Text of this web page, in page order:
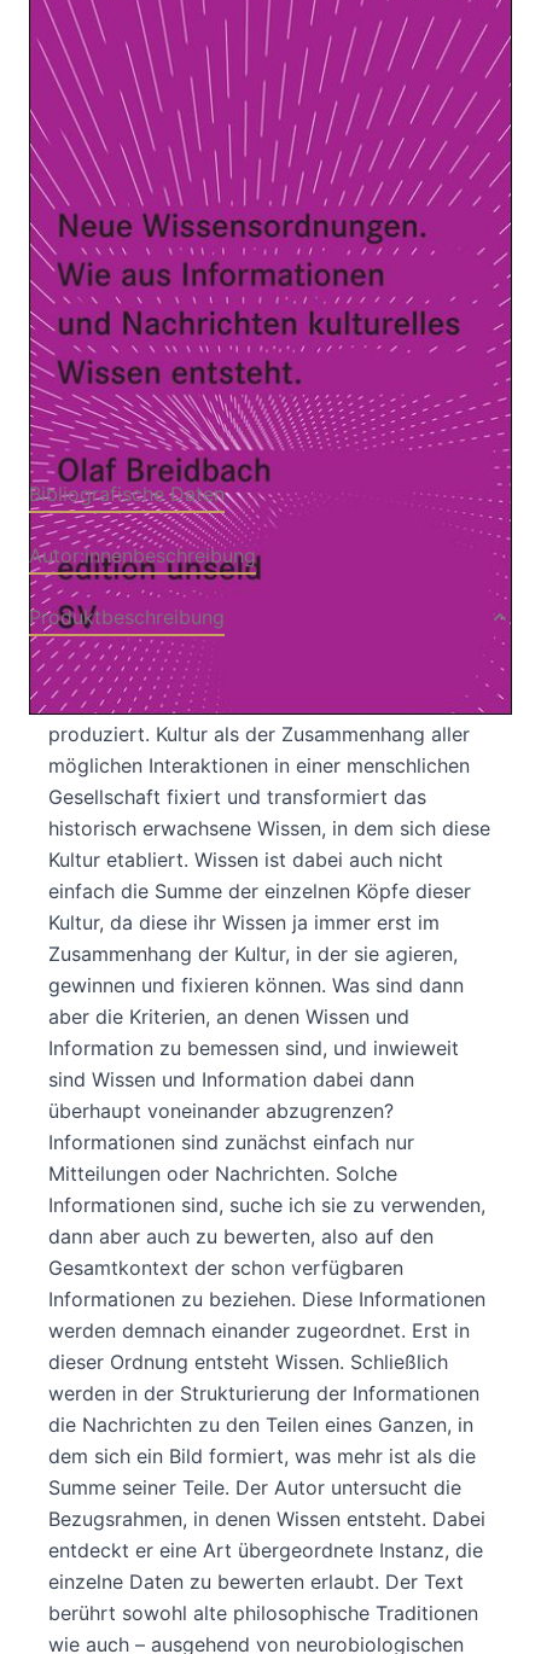
Zur Wunschliste hinzufügen
Wie aus Informationen und Nachrichten kulturelles
Wissen entsteht
VonBreidbach Olaf
Verlag: Suhrkamp 22.09.2008
Buch 182 Seiten
kartoniert
26010-4
Bibliografische Daten
Autor:innenbeschreibung
Produktbeschreibung
Anstelle von materiellen Dingen wird heute in
unserer Gesellschaft vorwiegend Wissen
produziert. Kultur als der Zusammenhang aller
möglichen Interaktionen in einer menschlichen
Gesellschaft fixiert und transformiert das
historisch erwachsene Wissen, in dem sich diese
Kultur etabliert. Wissen ist dabei auch nicht
einfach die Summe der einzelnen Köpfe dieser
Kultur, da diese ihr Wissen ja immer erst im
Zusammenhang der Kultur, in der sie agieren,
gewinnen und fixieren können. Was sind dann
aber die Kriterien, an denen Wissen und
Information zu bemessen sind, und inwieweit
sind Wissen und Information dabei dann
überhaupt voneinander abzugrenzen?
Informationen sind zunächst einfach nur
Mitteilungen oder Nachrichten. Solche
Informationen sind, suche ich sie zu verwenden,
dann aber auch zu bewerten, also auf den
Gesamtkontext der schon verfügbaren
Informationen zu beziehen. Diese Informationen
werden demnach einander zugeordnet. Erst in
dieser Ordnung entsteht Wissen. Schließlich
werden in der Strukturierung der Informationen
die Nachrichten zu den Teilen eines Ganzen, in
dem sich ein Bild formiert, was mehr ist als die
Summe seiner Teile. Der Autor untersucht die
Bezugsrahmen, in denen Wissen entsteht. Dabei
entdeckt er eine Art übergeordnete Instanz, die
einzelne Daten zu bewerten erlaubt. Der Text
berührt sowohl alte philosophische Traditionen
wie auch – ausgehend von neurobiologischen